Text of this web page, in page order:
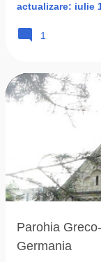
actualizare: iulie
1
Parohia
Germania